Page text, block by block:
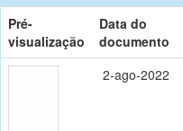
Pré-
visualização
Data do
documento
2-ago-2022